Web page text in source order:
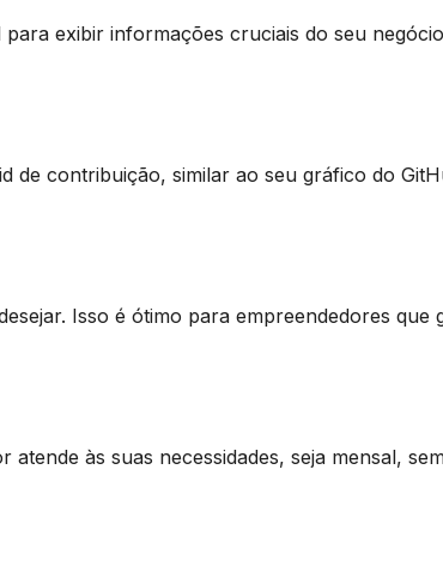
exibir informações cruciais do seu
contribuição, similar ao seu gráfico do
Isso é ótimo para empreendedores que
às suas necessidades, seja mensal,